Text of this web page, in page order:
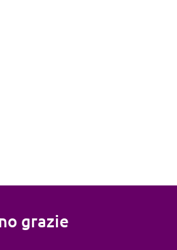
grazie